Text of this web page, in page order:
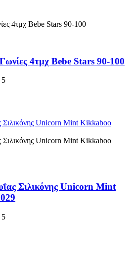
4τμχ Bebe Stars 90-100
5
Σιλικόνης Unicorn Mint
5